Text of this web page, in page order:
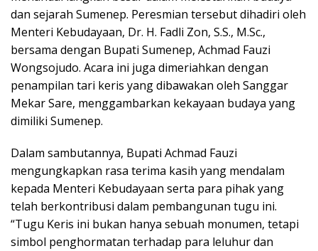
dan sejarah Sumenep. Peresmian tersebut dihadiri oleh
Menteri Kebudayaan, Dr. H. Fadli Zon, S.S., M.Sc.,
bersama dengan Bupati Sumenep, Achmad Fauzi
Wongsojudo. Acara ini juga dimeriahkan dengan
penampilan tari keris yang dibawakan oleh Sanggar
Mekar Sare, menggambarkan kekayaan budaya yang
dimiliki Sumenep.
Dalam sambutannya, Bupati Achmad Fauzi
mengungkapkan rasa terima kasih yang mendalam
kepada Menteri Kebudayaan serta para pihak yang
telah berkontribusi dalam pembangunan tugu ini.
“Tugu Keris ini bukan hanya sebuah monumen, tetapi
simbol penghormatan terhadap para leluhur dan